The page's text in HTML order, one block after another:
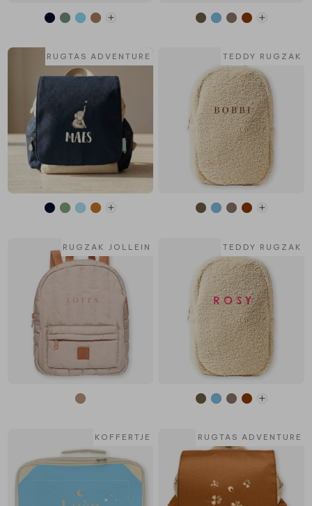
RUGTAS ADVENTURE TEDDY RUGZAK
RUGZAK JOLLEIN TEDDY RUGZAK
KOFFERTJE RUGTAS ADVENTURE